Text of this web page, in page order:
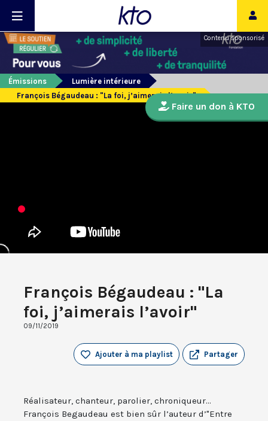
Contenu sponsorisé
Émissions
Lumière intérieure
François Bégaudeau : "La foi, j’aimerais l’avoir"
François Bégaudeau : "La
foi, j’aimerais l’avoir"
09/11/2019
Partager
Ajouter à ma playlist
Réalisateur, chanteur, parolier, chroniqueur...
François Begaudeau est bien sûr l’auteur d’"Entre
Faire un don à KTO